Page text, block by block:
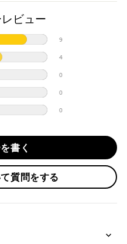
用頂けます。
ュア対応カードをご利用の
済(3Dセキュア) - SBPS』を
通りです。
回)
金額が税込10,000円以上の
。
払いのご利用には、事前
応のため、一括払い・リ
ります。 詳しくは該当商品
等(オプションがある場合)を
ください。
い完了で即日発送いたしま
合、15時までに弊社でのご
日発送いたします。
文の場合は、基本的にはお
になります。別で発送をご
ビュー
9
4
0
0
0
書く
質問をする